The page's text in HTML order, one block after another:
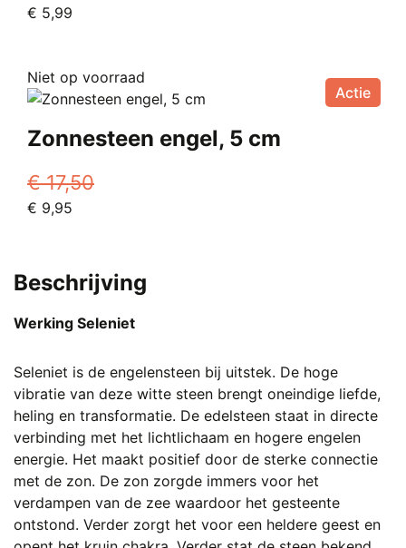
Oorspronkelijke
€ 8,99.
€ 5,99
€ 5,99.
Actie
Niet op voorraad
Zonnesteen engel, 5 cm
€17,50
Oorspronkelijke
€ 17,50.
€ 9,95
€ 9,95.
Beschrijving
Werking Seleniet
Seleniet is de engelensteen bij uitstek. De hoge
vibratie van deze witte steen brengt oneindige liefde,
heling en transformatie. De edelsteen staat in directe
verbinding met het lichtlichaam en hogere engelen
energie. Het maakt positief door de sterke connectie
met de zon. De zon zorgde immers voor het
verdampen van de zee waardoor het gesteente
ontstond. Verder zorgt het voor een heldere geest en